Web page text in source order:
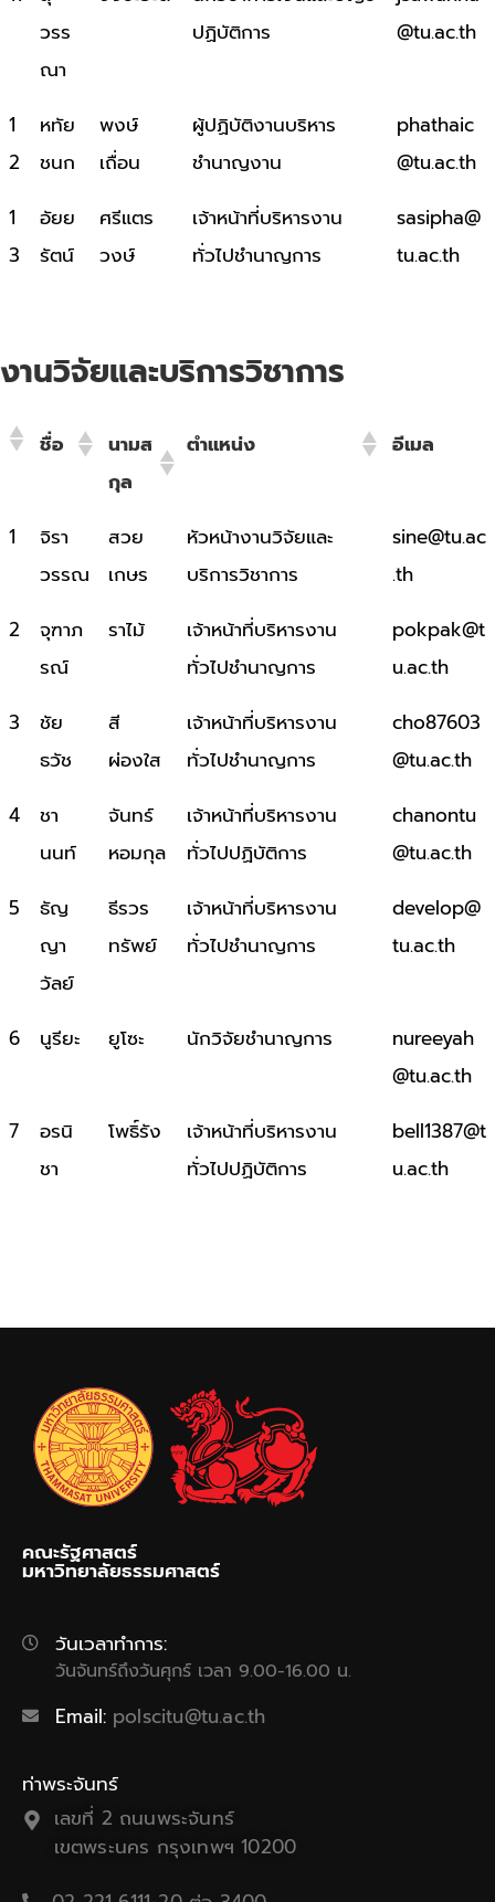
วรร
ณา
ปฏิบัติการ
@tu.ac.th
1
2
หทัย
ชนก
พงษ์
เถื่อน
ผู้ปฏิบัติงานบริหาร
ชำนาญงาน
phathaic
@tu.ac.th
1
3
อัยย
รัตน์
ศรีแตร
วงษ์
เจ้าหน้าที่บริหารงาน
ทั่วไปชำนาญการ
sasipha@
tu.ac.th
งานวิจัยและบริการวิชาการ
ชื่อ
นามส
กุล
ตำแหน่ง อีเมล
ชื่อ
นามส
กุล
ตำแหน่ง อีเมล
1
จิรา
วรรณ
สวย
เกษร
หัวหน้างานวิจัยและ
บริการวิชาการ
sine@tu.ac
.th
2
จุฑาภ
รณ์
ราไม้
เจ้าหน้าที่บริหารงาน
ทั่วไปชำนาญการ
pokpak@t
u.ac.th
3
ชัย
ธวัช
สี
ผ่องใส
เจ้าหน้าที่บริหารงาน
ทั่วไปชำนาญการ
cho87603
@tu.ac.th
4
ชา
นนท์
จันทร์
หอมกุล
เจ้าหน้าที่บริหารงาน
ทั่วไปปฏิบัติการ
chanontu
@tu.ac.th
5
ธัญ
ญา
วัลย์
ธีรวร
ทรัพย์
เจ้าหน้าที่บริหารงาน
ทั่วไปชำนาญการ
develop@
tu.ac.th
6 นูรียะ ยูโซะ นักวิจัยชำนาญการ
nureeyah
@tu.ac.th
7
อรนิ
ชา
โพธิ์รัง
เจ้าหน้าที่บริหารงาน
ทั่วไปปฏิบัติการ
bell1387@t
u.ac.th
คณะรัฐศาสตร์
มหาวิทยาลัยธรรมศาสตร์
วันเวลาทำการ:
วันจันทร์ถึงวันศุกร์ เวลา 9.00-16.00 น.
Email: polscitu@tu.ac.th
ท่าพระจันทร์
เลขที่ 2 ถนนพระจันทร์
เขตพระนคร กรุงเทพฯ 10200